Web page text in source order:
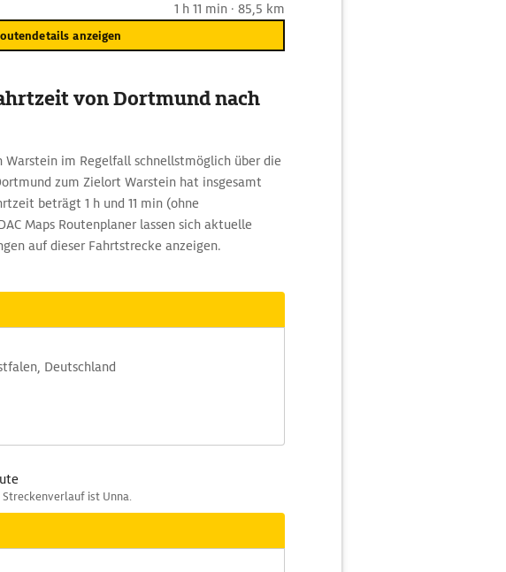
1 h 11 min · 85,5 km
anzeigen
von Dortmund nach
Warstein im Regelfall schnellstmöglich über die
zum Zielort Warstein hat insgesamt
beträgt 1 h und 11 min (ohne
Maps Routenplaner lassen sich aktuelle
auf dieser Fahrtstrecke anzeigen.
Deutschland
ist Unna.